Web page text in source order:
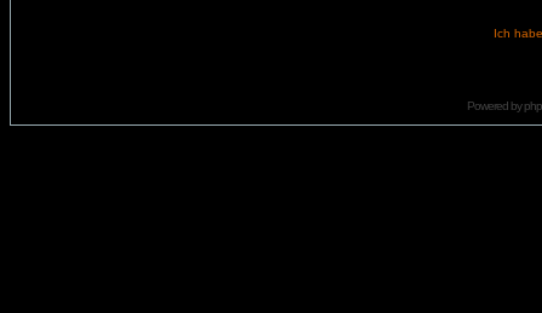
Ich
Powered by